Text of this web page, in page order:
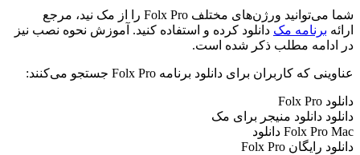
شما می‌توانید ورژن‌های مختلف Folx Pro را از مک نید، مرجع
ارائه برنامه مک دانلود کرده و استفاده کنید. آموزش نحوه نصب نیز
در ادامه مطلب ذکر شده است.
عناوینی که کاربران برای دانلود برنامه Folx Pro جستجو می‌کنند:
دانلود Folx Pro
دانلود دانلود منیجر برای مک
Folx Pro Mac دانلود
دانلود رایگان Folx Pro